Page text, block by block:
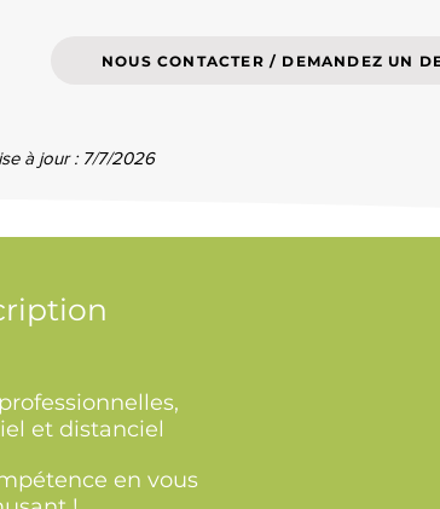
NOUS CONTACTER / DEMANDEZ UN
à jour : 7/7/2026
et distanciel
en vous